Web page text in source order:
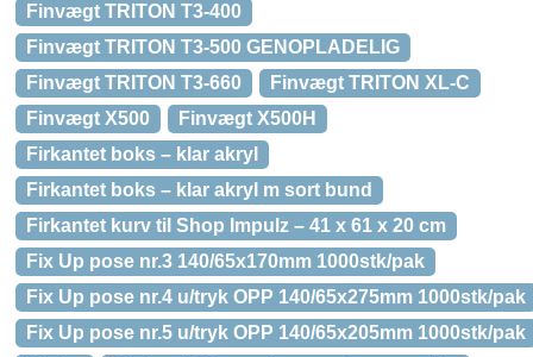
Finvægt TRITON T3-400
Finvægt TRITON T3-500 GENOPLADELIG
Finvægt TRITON T3-660
Finvægt TRITON XL-C
Finvægt X500
Finvægt X500H
Firkantet boks – klar akryl
Firkantet boks – klar akryl m sort bund
Firkantet kurv til Shop Impulz – 41 x 61 x 20 cm
Fix Up pose nr.3 140/65x170mm 1000stk/pak
Fix Up pose nr.4 u/tryk OPP 140/65x275mm 1000stk/pak
Fix Up pose nr.5 u/tryk OPP 140/65x205mm 1000stk/pak